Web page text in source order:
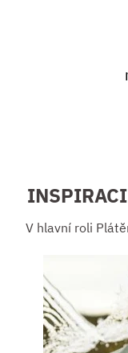
V hlavní roli